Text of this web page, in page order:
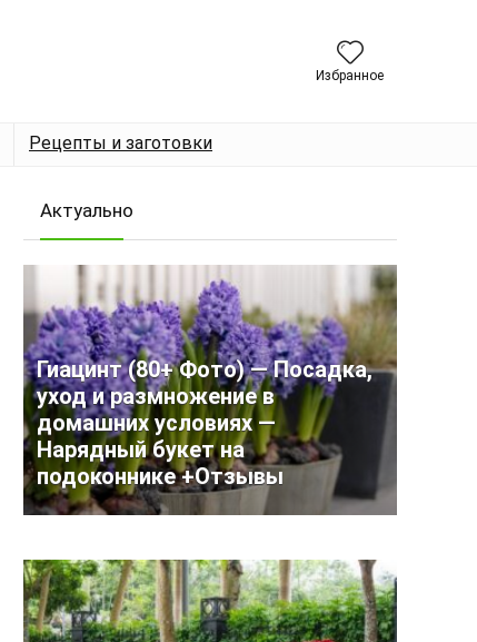
Избранное
Рецепты и заготовки
Актуально
Гиацинт (80+ Фото) — Посадка,
уход и размножение в
домашних условиях —
Нарядный букет на
подоконнике +Отзывы